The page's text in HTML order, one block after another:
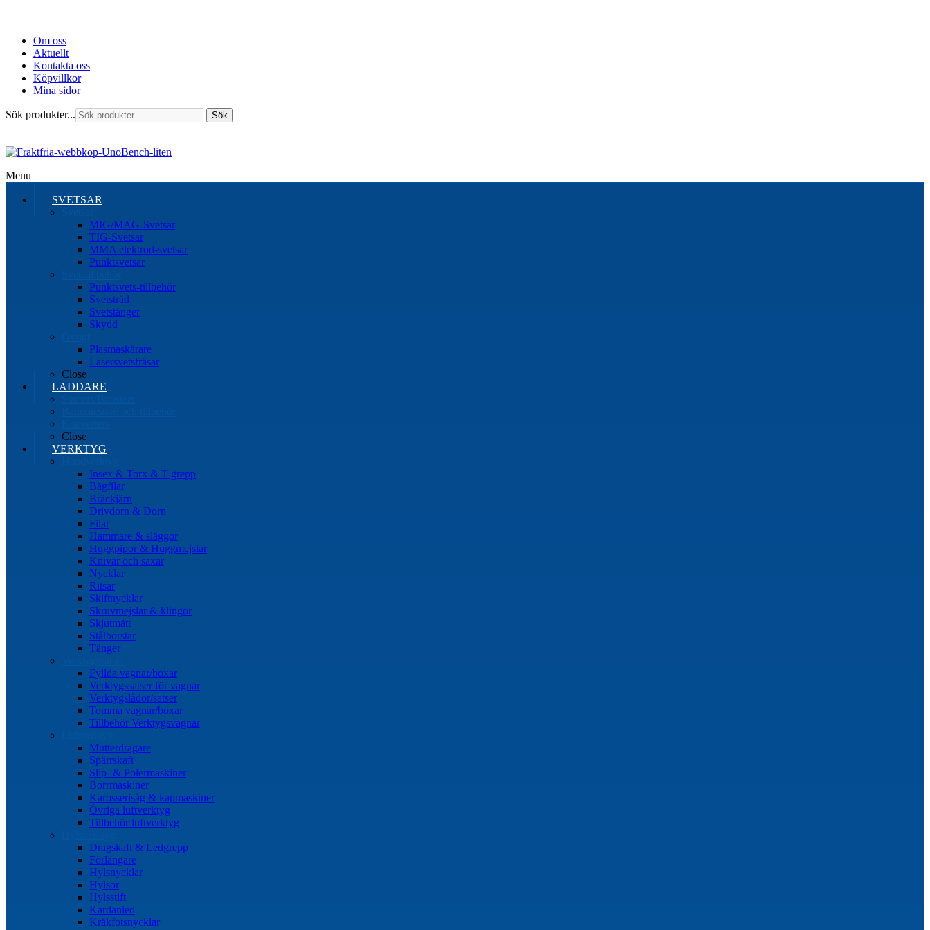
Om oss
Aktuellt
Kontakta oss
Köpvillkor
Mina sidor
Sök produkter... Sök
Menu
SVETSAR
MIG/MAG-Svetsar
TIG-Svetsar
MMA elektrod-svetsar
Punktsvetsar
Punktsvets-tillbehör
Svetstråd
Svetstänger
Skydd
Plasmaskärare
Lasersvetsfräsar
Close
LADDARE
Close
VERKTYG
Insex & Torx & T-grepp
Bågfilar
Bräckjärn
Drivdorn & Dorn
Filar
Hammare & släggor
Huggpipor & Huggmejslar
Knivar och saxar
Nycklar
Ritsar
Skiftnycklar
Skruvmejslar & klingor
Skjutmått
Stålborstar
Tänger
Fyllda vagnar/boxar
Verktygssatser för vagnar
Verktygslådor/satser
Tomma vagnar/boxar
Tillbehör Verktygsvagnar
Mutterdragare
Spärrskaft
Slip- & Polermaskiner
Borrmaskiner
Karosserisåg & kapmaskiner
Övriga luftverktyg
Tillbehör luftverktyg
Dragskaft & Ledgrepp
Förlängare
Hylsnycklar
Hylsor
Hylsstift
Kardanled
Kråkfotsnycklar